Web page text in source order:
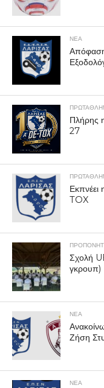
ΝΕΑ
Πλήρης
27
Εκπνέει
TOX
Σχολή
γκρουπ)
ΝΕΑ
Ζήση
ΝΕΑ